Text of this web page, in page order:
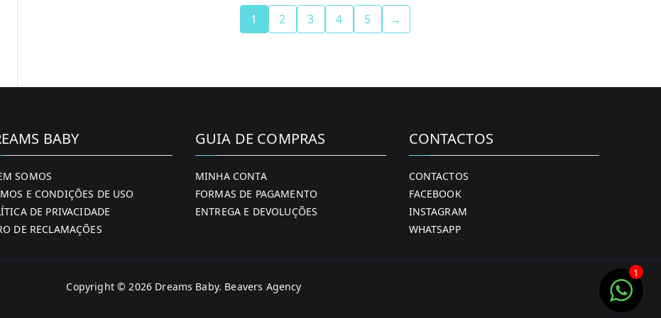
may
on
product
€49.99.
€39.00.
1 2 3 4 5 →
BABY
SOMOS
E CONDIÇÕES DE USO
DE PRIVACIDADE
DE RECLAMAÇÕES
GUIA DE COMPRAS
MINHA CONTA
FORMAS DE PAGAMENTO
ENTREGA E DEVOLUÇÕES
CONTACTOS
CONTACTOS
FACEBOOK
INSTAGRAM
WHATSAPP
Copyright © 2026 Dreams Baby. Beavers Agency
1